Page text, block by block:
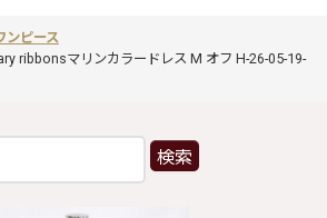
ンピース
ribbonsマリンカラードレス M オフ H-26-05-19-
検索